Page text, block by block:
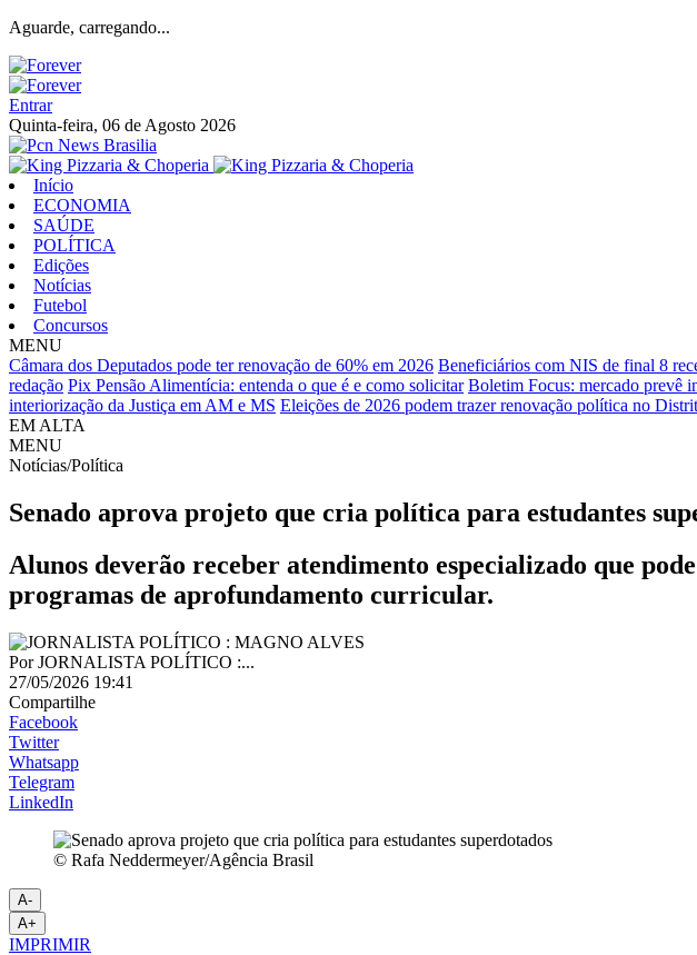
Aguarde, carregando...
Entrar
Quinta-feira, 06 de Agosto 2026
Início
ECONOMIA
SAÚDE
POLÍTICA
Edições
Notícias
Futebol
Concursos
MENU
Câmara dos Deputados pode ter renovação de 60% em 2026 Beneficiários com NIS de final 8
redação Pix Pensão Alimentícia: entenda o que é e como solicitar Boletim Focus: mercado prevê
interiorização da Justiça em AM e MS Eleições de 2026 podem trazer renovação política no
EM ALTA
MENU
Notícias/Política
Senado aprova projeto que cria política para estudantes
Alunos deverão receber atendimento especializado que
programas de aprofundamento curricular.
PorJORNALISTA POLÍTICO :...
27/05/2026 19:41
Compartilhe
Facebook
Twitter
Whatsapp
Telegram
LinkedIn
© Rafa Neddermeyer/Agência Brasil
A-
A+
IMPRIMIR